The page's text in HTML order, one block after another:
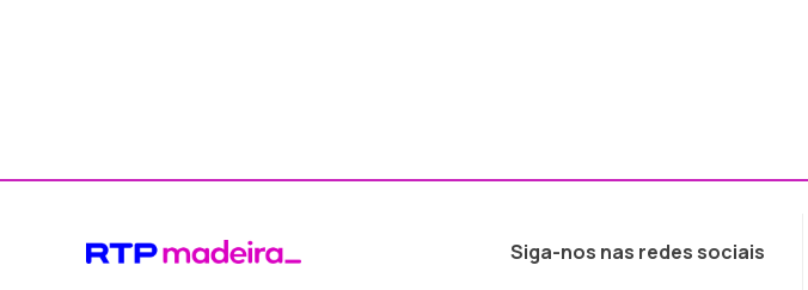
Siga-nos nas redes sociais